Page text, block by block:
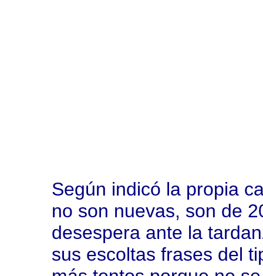
Según indicó la propia
no son nuevas, son de
desespera ante la
sus escoltas frases del